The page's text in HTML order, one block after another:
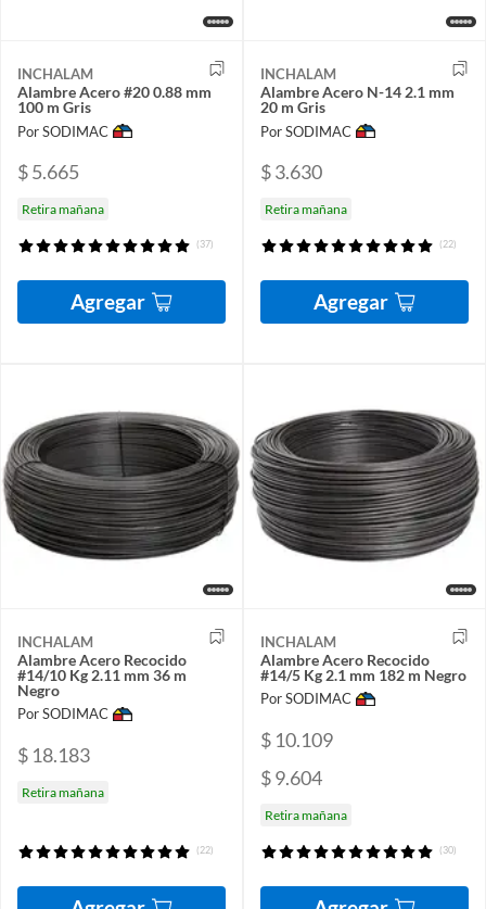
INCHALAM
Alambre Acero #20 0.88 mm
100 m Gris
Por SODIMAC
$ 5.665
Retira mañana
(37)
Agregar
INCHALAM
Alambre Acero N-14 2.1 mm
20 m Gris
Por SODIMAC
$ 3.630
Retira mañana
(22)
Agregar
INCHALAM
Alambre Acero Recocido
#14/10 Kg 2.11 mm 36 m
Negro
Por SODIMAC
$ 18.183
Retira mañana
(22)
INCHALAM
Alambre Acero Recocido
#14/5 Kg 2.1 mm 182 m Negro
Por SODIMAC
$ 10.109
$ 9.604
Retira mañana
(30)